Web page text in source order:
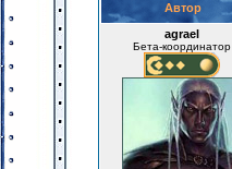
Автор
agrael
Бета-координатор